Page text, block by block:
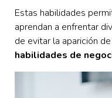
Estas habilidades
aprendan a enfrentar
de evitar la aparición
habilidades de